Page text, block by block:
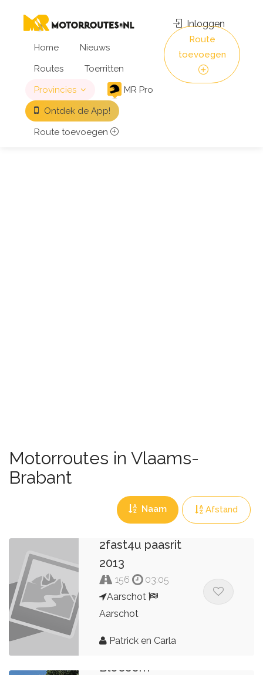
Home
Nieuws
Routes
Toerritten
Provincies
MR Pro
Ontdek de App!
Route toevoegen
Inloggen
Route
toevoegen
Motorroutes in Vlaams-
Brabant
Naam Afstand
2fast4u paasrit
2013
156
03:05
Aarschot
Aarschot
Patrick en Carla
Bloesem